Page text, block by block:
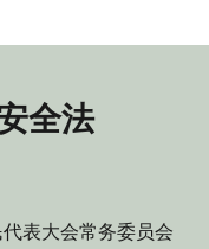
全法
表大会常务委员会